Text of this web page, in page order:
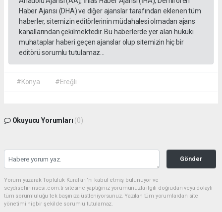
Haber Ajansı (DHA) ve diğer ajanslar tarafından eklenen tüm
haberler, sitemizin editörlerinin müdahalesi olmadan ajans
kanallarından çekilmektedir. Bu haberlerde yer alan hukuki
muhataplar haberi geçen ajanslar olup sitemizin hiç bir
editörü sorumlu tutulamaz...
#Konya #Ereğli
Okuyucu Yorumları (0)
Gönder
Yorum yazarak Topluluk Kuralları’nı kabul etmiş bulunuyor ve
seydisehirinsesi.com.tr sitesine yaptığınız yorumunuzla ilgili doğrudan veya dolaylı
tüm sorumluluğu tek başınıza üstleniyorsunuz. Yazılan tüm yorumlardan site
yönetimi hiçbir şekilde sorumlu tutulamaz.